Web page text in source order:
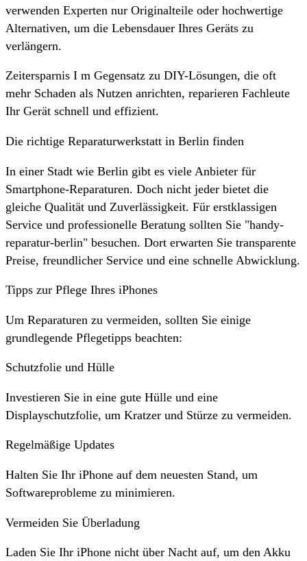
verwenden Experten nur Originalteile oder hochwertige
Alternativen, um die Lebensdauer Ihres Geräts zu
verlängern.
Zeitersparnis I m Gegensatz zu DIY-Lösungen, die oft
mehr Schaden als Nutzen anrichten, reparieren Fachleute
Ihr Gerät schnell und effizient.
Die richtige Reparaturwerkstatt in Berlin finden
In einer Stadt wie Berlin gibt es viele Anbieter für
Smartphone-Reparaturen. Doch nicht jeder bietet die
gleiche Qualität und Zuverlässigkeit. Für erstklassigen
Service und professionelle Beratung sollten Sie "handy-
reparatur-berlin" besuchen. Dort erwarten Sie transparente
Preise, freundlicher Service und eine schnelle Abwicklung.
Tipps zur Pflege Ihres iPhones
Um Reparaturen zu vermeiden, sollten Sie einige
grundlegende Pflegetipps beachten:
Schutzfolie und Hülle
Investieren Sie in eine gute Hülle und eine
Displayschutzfolie, um Kratzer und Stürze zu vermeiden.
Regelmäßige Updates
Halten Sie Ihr iPhone auf dem neuesten Stand, um
Softwareprobleme zu minimieren.
Vermeiden Sie Überladung
Laden Sie Ihr iPhone nicht über Nacht auf, um den Akku